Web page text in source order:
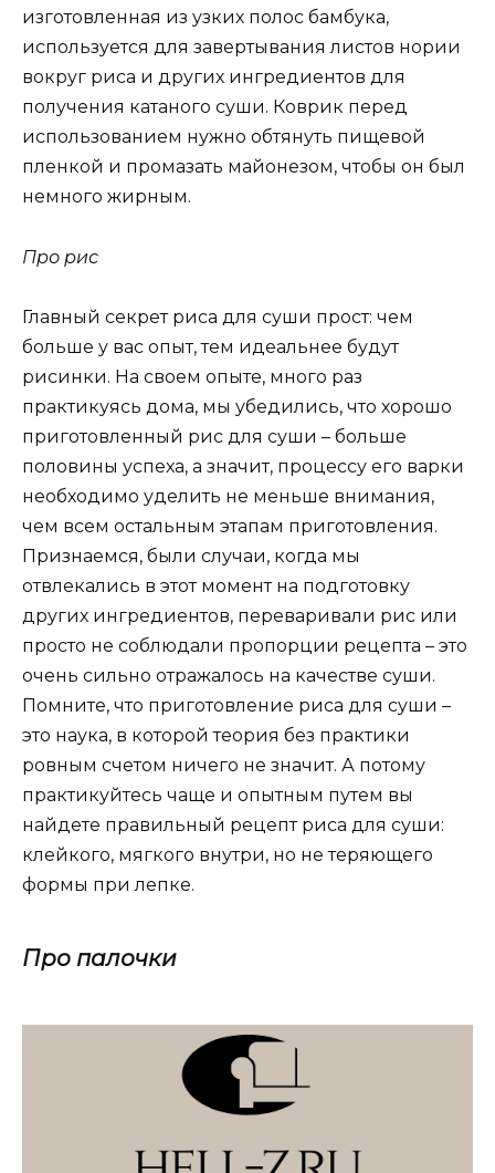
изготовленная из узких полос бамбука,
используется для завертывания листов нории
вокруг риса и других ингредиентов для
получения катаного суши. Коврик перед
использованием нужно обтянуть пищевой
пленкой и промазать майонезом, чтобы он был
немного жирным.
Про рис
Главный секрет риса для суши прост: чем
больше у вас опыт, тем идеальнее будут
рисинки. На своем опыте, много раз
практикуясь дома, мы убедились, что хорошо
приготовленный рис для суши – больше
половины успеха, а значит, процессу его варки
необходимо уделить не меньше внимания,
чем всем остальным этапам приготовления.
Признаемся, были случаи, когда мы
отвлекались в этот момент на подготовку
других ингредиентов, переваривали рис или
просто не соблюдали пропорции рецепта – это
очень сильно отражалось на качестве суши.
Помните, что приготовление риса для суши –
это наука, в которой теория без практики
ровным счетом ничего не значит. А потому
практикуйтесь чаще и опытным путем вы
найдете правильный рецепт риса для суши:
клейкого, мягкого внутри, но не теряющего
формы при лепке.
Про палочки